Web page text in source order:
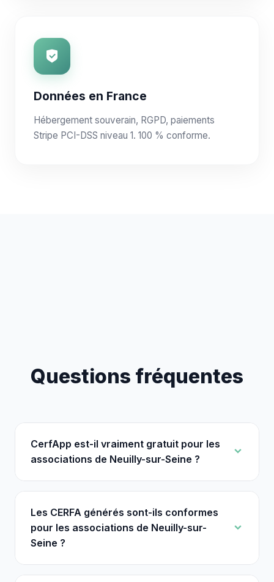
Données en France
Hébergement souverain, RGPD, paiements
Stripe PCI-DSS niveau 1. 100 % conforme.
Questions fréquentes
CerfApp est-il vraiment gratuit pour les
associations de Neuilly-sur-Seine ?
Les CERFA générés sont-ils conformes
pour les associations de Neuilly-sur-
Seine ?